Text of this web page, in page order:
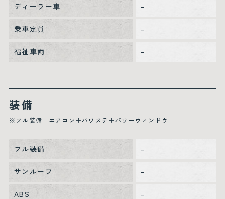
ディーラー車 –
乗車定員 –
福祉車両 –
装備
※フル装備＝エアコン＋パワステ＋パワーウィンドウ
フル装備 –
サンルーフ –
ABS –